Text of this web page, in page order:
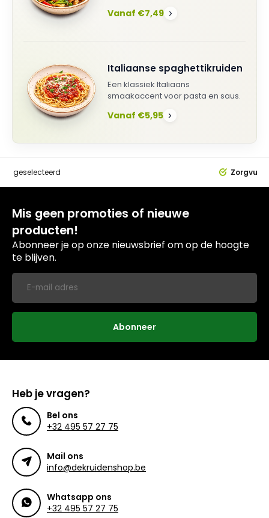
Vanaf €7,49 ›
Italiaanse spaghettikruiden
Een klassiek Italiaans
smaakaccent voor pasta en saus.
Vanaf €5,95 ›
geselecteerd
Mis geen promoties of nieuwe
producten!
Abonneer je op onze nieuwsbrief om op de hoogte
te blijven.
Abonneer
Heb je vragen?
Bel ons
+32 495 57 27 75
Mail ons
info@dekruidenshop.be
Whatsapp ons
+32 495 57 27 75